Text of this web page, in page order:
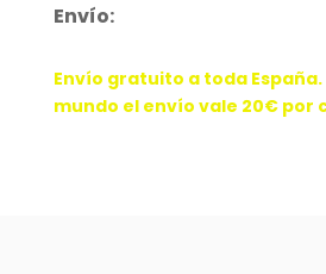
Envío:
Envío gratuito a toda
mundo el envío vale 20€ por